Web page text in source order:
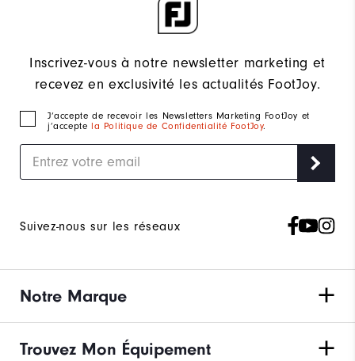
Inscrivez-vous à notre newsletter marketing et
recevez en exclusivité les actualités FootJoy.
J‘accepte de recevoir les Newsletters Marketing FootJoy et
j’accepte
la Politique de Confidentialité FootJoy.
Suivez-nous sur les réseaux
Notre Marque
Trouvez Mon Équipement